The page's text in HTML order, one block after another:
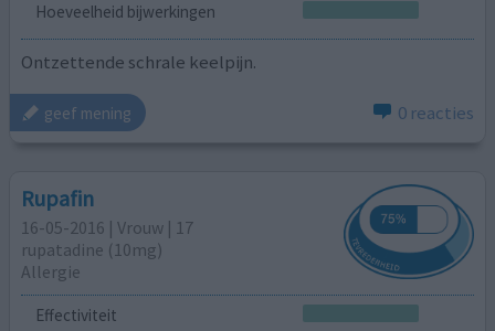
Hoeveelheid bijwerkingen
Ontzettende schrale keelpijn.
geef mening 0 reacties
Rupafin
16-05-2016 | Vrouw | 17
rupatadine (10mg)
Allergie
Effectiviteit